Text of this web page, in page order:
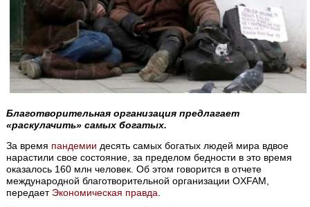
Благотворительная организация предлагает
«раскулачить» самых богатых.
За время пандемии десять самых богатых людей мира вдвое
нарастили свое состояние, за пределом бедности в это время
оказалось 160 млн человек. Об этом говорится в отчете
международной благотворительной организации OXFAM,
передает Экономическая правда